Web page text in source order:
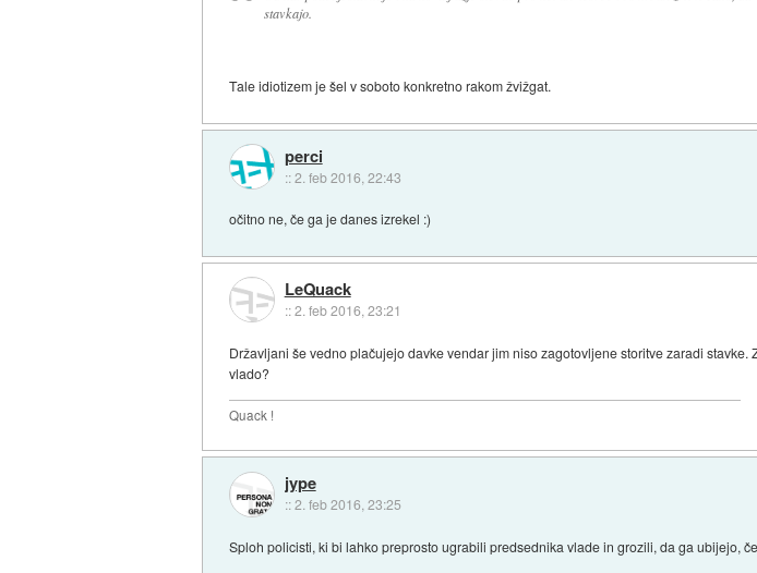
stavkajo.
Tale idiotizem je šel v soboto konkretno rakom žvižgat.
perci
::2. feb 2016, 22:43
očitno ne, če ga je danes izrekel :)
LeQuack
::2. feb 2016, 23:21
Državljani še vedno plačujejo davke vendar jim niso zagotovljene storitve zaradi
vlado?
Quack !
jype
::2. feb 2016, 23:25
Sploh policisti, ki bi lahko preprosto ugrabili predsednika vlade in grozili, da ga ubijejo,